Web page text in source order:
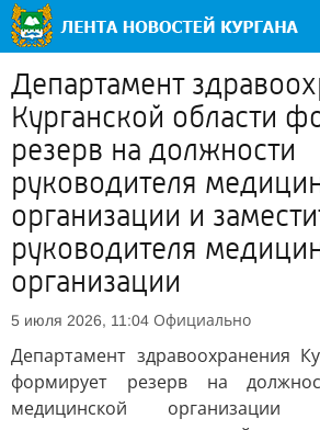
Департамент
Курганской области
резерв на должности
руководителя
организации и
руководителя
организации
5 июля 2026, 11:04 Официально
Департамент здравоохранения
формирует резерв на
медицинской организации